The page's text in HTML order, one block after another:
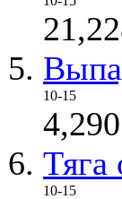
10-15
4,290
Тяга
10-15